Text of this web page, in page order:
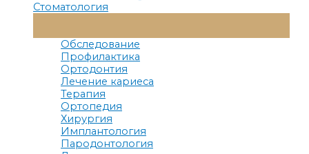
Стоматология
Меню
Обследование
Профилактика
Ортодонтия
Лечение кариеса
Терапия
Ортопедия
Хирургия
Имплантология
Пародонтология